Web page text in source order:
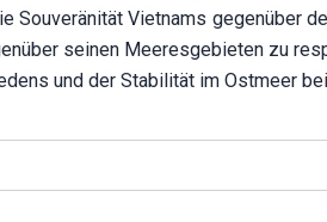
Souveränität Vietnams gegenüber
seinen Meeresgebieten zu
und der Stabilität im Ostmeer